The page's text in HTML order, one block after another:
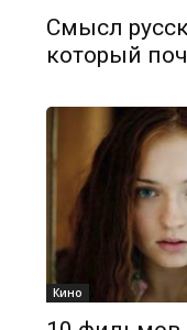
Смысл
который
Кино